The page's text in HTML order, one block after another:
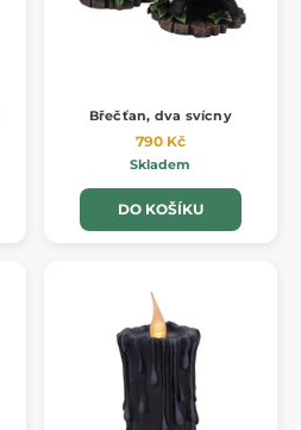
Břečťan, dva svícny
790 Kč
Skladem
DO KOŠÍKU